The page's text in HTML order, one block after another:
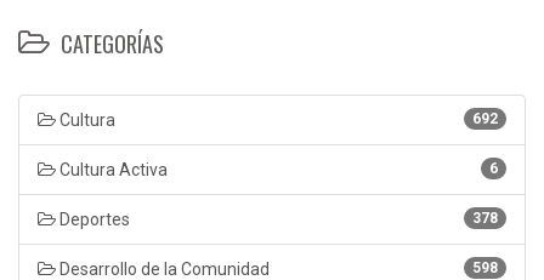
CATEGORÍAS
692
Cultura
6
Cultura Activa
378
Deportes
598
Desarrollo de la Comunidad